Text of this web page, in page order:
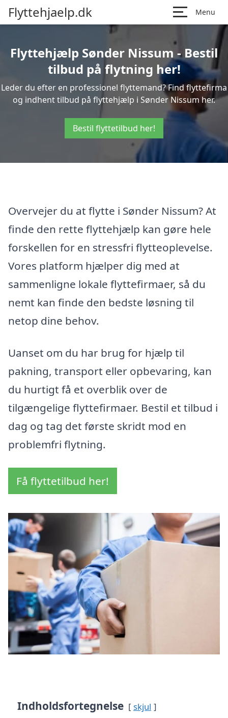
Flyttehjaelp.dk Menu
Flyttehjælp Sønder Nissum - Bestil
tilbud på flytning her!
Leder du efter en professionel flyttemand? Find flyttefirma
og indhent tilbud på flyttehjælp i Sønder Nissum her.
Bestil flyttetilbud her!
Overvejer du at flytte i Sønder Nissum? At
finde den rette flyttehjælp kan gøre hele
forskellen for en stressfri flytteoplevelse.
Vores platform hjælper dig med at
sammenligne lokale flyttefirmaer, så du
nemt kan finde den bedste løsning til
netop dine behov.
Uanset om du har brug for hjælp til
pakning, transport eller opbevaring, kan
du hurtigt få et overblik over de
tilgængelige flyttefirmaer. Bestil et tilbud i
dag og tag det første skridt mod en
problemfri flytning.
Få flyttetilbud her!
Indholdsfortegnelse skjul